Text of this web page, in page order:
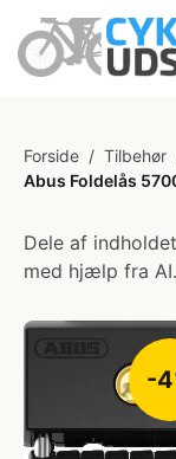
Forside / Tilbehør
Abus Foldelås
Dele af
med hjælp fra AI.
-